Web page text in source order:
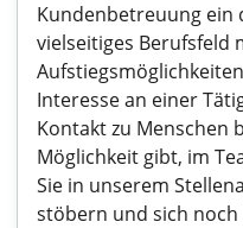
Kundenbetreuung ein
vielseitiges Berufsfeld
Interesse an einer
Kontakt zu Menschen
Möglichkeit gibt, im
Sie in unserem
stöbern und sich